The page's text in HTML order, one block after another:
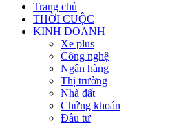
Trang chủ
THỜI CUỘC
KINH DOANH
Xe plus
Công nghệ
Ngân hàng
Thị trường
Nhà đất
Chứng khoán
Đầu tư